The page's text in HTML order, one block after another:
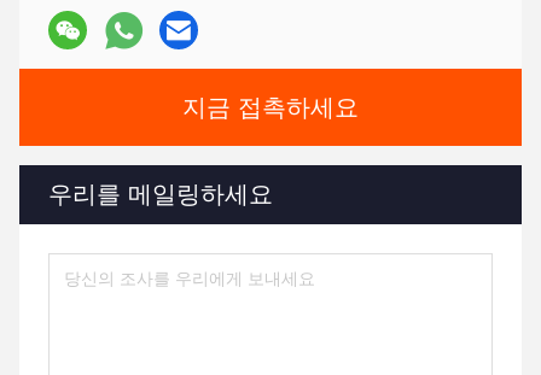
지금 접촉하세요
우리를 메일링하세요